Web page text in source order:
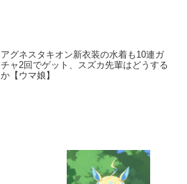
アグネスタキオン新衣装の水着も10連ガ
チャ2回でゲット、スズカ先輩はどうする
か【ウマ娘】